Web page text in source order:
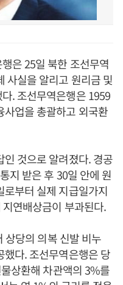
은 25일 북한 조선무역
사실을 알리고 원리금 및
. 조선무역은행은 1959
업을 총괄하고 외국환
것으로 알려졌다. 경공
지 받은 후 30일 안에 원
부터 실제 지급일가지
연배상금이 부과된다.
상당의 의복 신발 비누
다. 조선무역은행은 당
상환해 차관액의 3%를